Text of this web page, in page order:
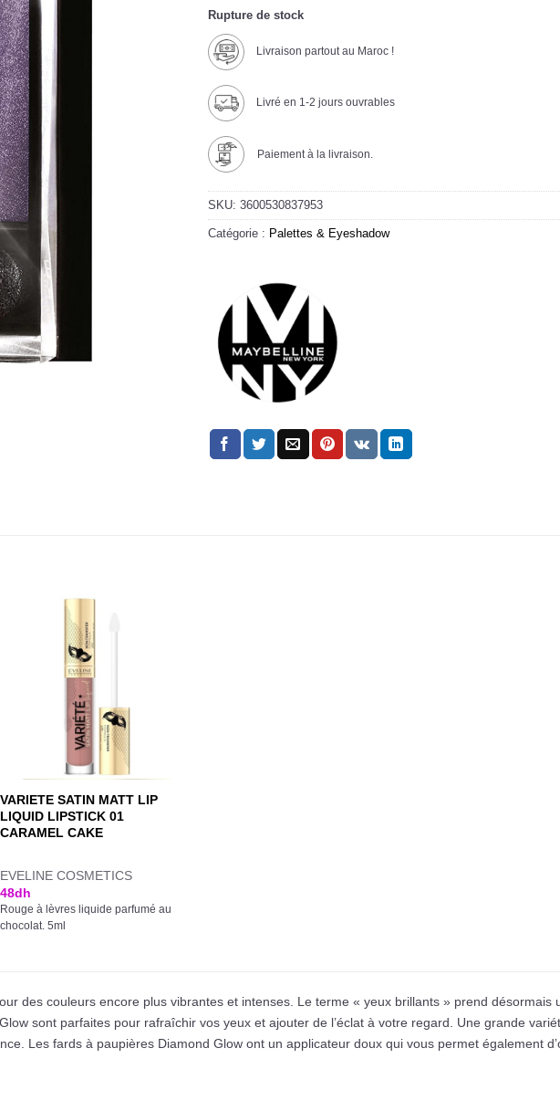
Rupture de stock
Livraison partout au Maroc !
Livré en 1-2 jours ouvrables
Paiement à la livraison.
SKU: 3600530837953
Catégorie : Palettes & Eyeshadow
VARIETE SATIN MATT LIP
LIQUID LIPSTICK 01
CARAMEL CAKE
EVELINE COSMETICS
48dh
Rouge à lèvres liquide parfumé au
chocolat. 5ml
des couleurs encore plus vibrantes et intenses. Le terme « yeux brillants » prend désormais
sont parfaites pour rafraîchir vos yeux et ajouter de l’éclat à votre regard. Une grande
Les fards à paupières Diamond Glow ont un applicateur doux qui vous permet également